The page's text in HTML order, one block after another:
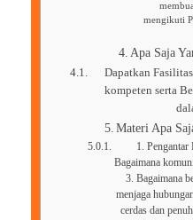
mengikuti
Apa Saja
Dapatkan
kompeten serta
Materi Apa
1.
Bagaimana
3. Bagaimana
menjaga
cerdas dan